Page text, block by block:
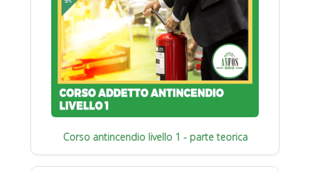
Corso antincendio livello 1 - parte teorica